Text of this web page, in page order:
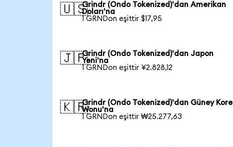
🇺🇸Grindr (Ondo Tokenized)'dan Amerikan
Doları'na
1 GRNDon eşittir $17,95
🇯🇵Grindr (Ondo Tokenized)'dan Japon
Yeni'na
1 GRNDon eşittir ¥2.828,12
🇰🇷Grindr (Ondo Tokenized)'dan Güney Kore
Wonu'na
1 GRNDon eşittir ₩25.277,63